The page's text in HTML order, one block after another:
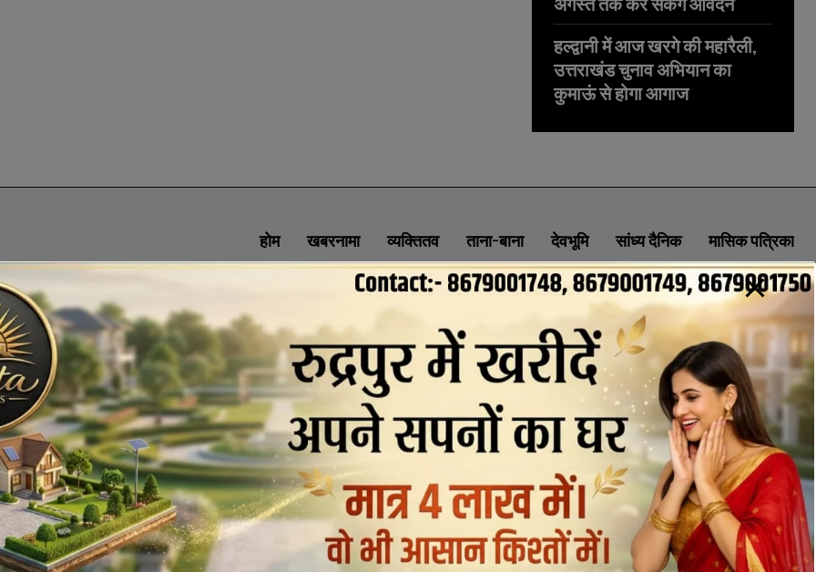
हल्द्वानी में आज खरगे की महारैली,
उत्तराखंड चुनाव अभियान का
कुमाऊं से होगा आगाज
होम खबरनामा व्यक्तितव ताना-बाना देवभूमि सांध्य दैनिक मासिक पत्रिका
ABOUT CONTACT PRIVACY POLICY NEWSLETTER
SOCIAL MEDIA CONTACT INFORMATION
uttaranchaldeep.news@gmail.com